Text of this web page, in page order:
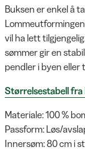
Buksen er enkel å
vil ha lett
sømmer gir en
pendler i byen eller
Størrelsestabell fra
Materiale: 100 %
Passform: Løs/
Innersøm: 80 cm i